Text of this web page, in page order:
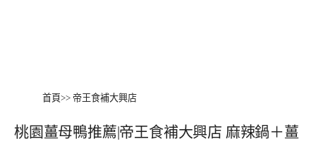
首頁>> 帝王食補大興店
桃園薑母鴨推薦|帝王食補大興店 麻辣鍋＋薑